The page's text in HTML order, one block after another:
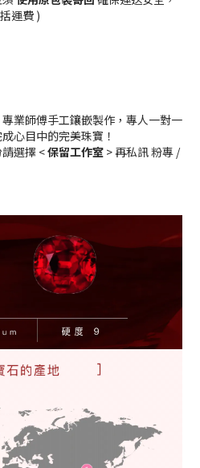
運費 )
專業師傅手工鑲嵌製作，專人一對一
心目中的完美珠寶！
選擇 <保留工作室 > 再私訊 粉專 /